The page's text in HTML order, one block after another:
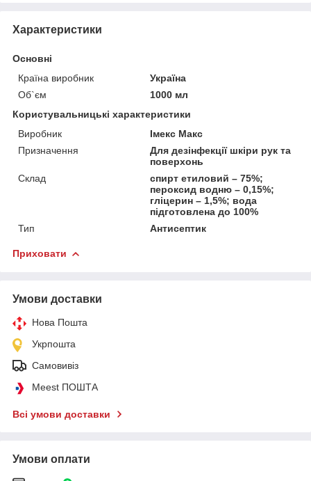
Характеристики
Основні
Країна виробник
Україна
Об`єм
1000 мл
Користувальницькі характеристики
Виробник
Імекс Макс
Призначення
Для дезінфекції шкіри рук та
поверхонь
Склад
спирт етиловий – 75%;
пероксид водню – 0,15%;
гліцерин – 1,5%; вода
підготовлена до 100%
Тип
Антисептик
Приховати
Умови доставки
Нова Пошта
Укрпошта
Самовивіз
Meest ПОШТА
Всі умови доставки
Умови оплати